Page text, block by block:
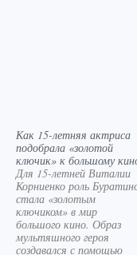
Как 15-летняя актриса
подобрала «золотой
ключик» к большому
Для 15-летней Виталии
Корниенко роль
стала «золотым
ключиком» в мир
большого кино. Образ
мультяшного героя
создавался с помощью